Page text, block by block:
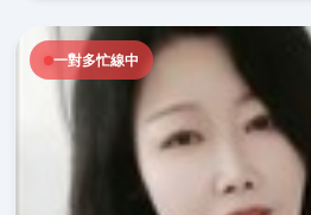
一對多忙線中